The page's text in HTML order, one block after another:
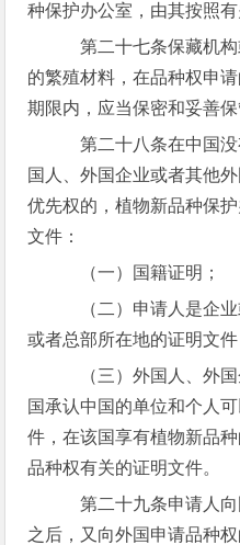
种保护办公室，由其按照有
第二十七条保藏机构
的繁殖材料，在品种权申
期限内，应当保密和妥善保
第二十八条在中国
国人、外国企业或者其他
优先权的，植物新品种保
文件：
（一）国籍证明；
（二）申请人是企
或者总部所在地的证明文件
（三）外国人、外国
国承认中国的单位和个人
件，在该国享有植物新品
品种权有关的证明文件。
第二十九条申请人
之后，又向外国申请品种